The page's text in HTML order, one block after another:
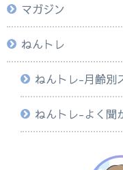
マガジン
ねんトレ
ねんトレ-月齢別
ねんトレ-よく聞